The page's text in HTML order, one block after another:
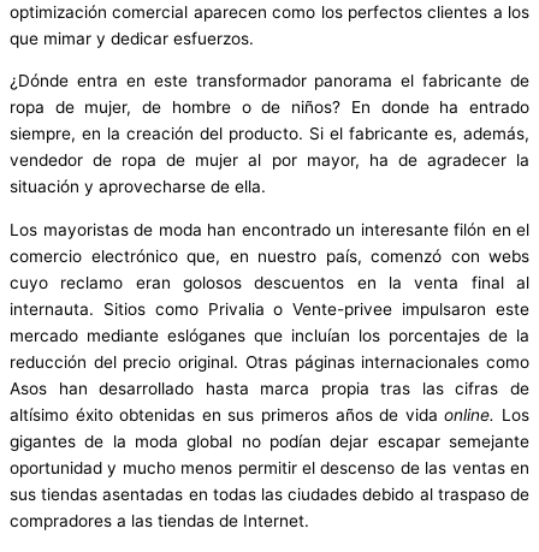
optimización comercial aparecen como los perfectos clientes a los
que mimar y dedicar esfuerzos.
¿Dónde entra en este transformador panoramael fabricante de
ropa de mujer, de hombre o de niños? En donde ha entrado
siempre, en la creación del producto. Si el fabricante es, además,
vendedor de ropa de mujer al por mayor, ha de agradecer la
situación y aprovecharse de ella.
Los mayoristas de moda han encontrado un interesante filón en el
comercio electrónico que, en nuestro país, comenzó con webs
cuyo reclamo eran golosos descuentos en la venta final al
internauta. Sitios como Privalia o Vente-privee impulsaron este
mercado mediante eslóganes que incluían los porcentajes de la
reducción del precio original. Otras páginas internacionales como
Asos han desarrollado hasta marca propia tras las cifras de
altísimo éxito obtenidas en sus primeros años de vidaonline. Los
gigantes de la moda global no podían dejar escapar semejante
oportunidad y mucho menos permitir el descenso de las ventas en
sus tiendas asentadas en todas las ciudades debido al traspaso de
compradores a las tiendas de Internet.